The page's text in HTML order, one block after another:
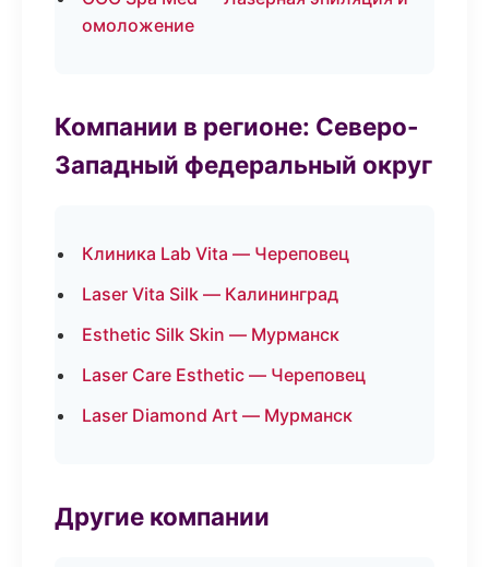
омоложение
Компании в регионе: Северо-
Западный федеральный округ
Клиника Lab Vita — Череповец
Laser Vita Silk — Калининград
Esthetic Silk Skin — Мурманск
Laser Care Esthetic — Череповец
Laser Diamond Art — Мурманск
Другие компании